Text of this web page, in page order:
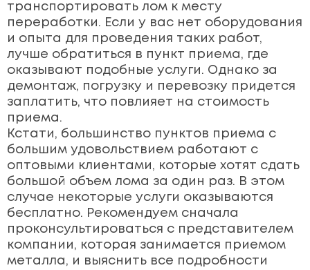
транспортировать лом к месту
переработки. Если у вас нет оборудования
и опыта для проведения таких работ,
лучше обратиться в пункт приема, где
оказывают подобные услуги. Однако за
демонтаж, погрузку и перевозку придется
заплатить, что повлияет на стоимость
приема.
Кстати, большинство пунктов приема с
большим удовольствием работают с
оптовыми клиентами, которые хотят сдать
большой объем лома за один раз. В этом
случае некоторые услуги оказываются
бесплатно. Рекомендуем сначала
проконсультироваться с представителем
компании, которая занимается приемом
металла, и выяснить все подробности